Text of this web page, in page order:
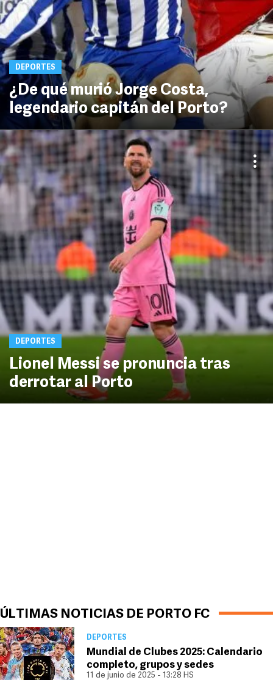
DEPORTES
¿De qué murió Jorge Costa,
legendario capitán del Porto?
DEPORTES
Lionel Messi se pronuncia tras
derrotar al Porto
ÚLTIMAS NOTICIAS DE PORTO FC
DEPORTES
Mundial de Clubes 2025: Calendario
completo, grupos y sedes
11 de junio de 2025 - 13:28 HS